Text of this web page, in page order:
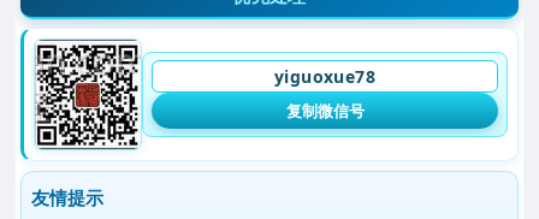
yiguoxue78
复制微信号
友情提示